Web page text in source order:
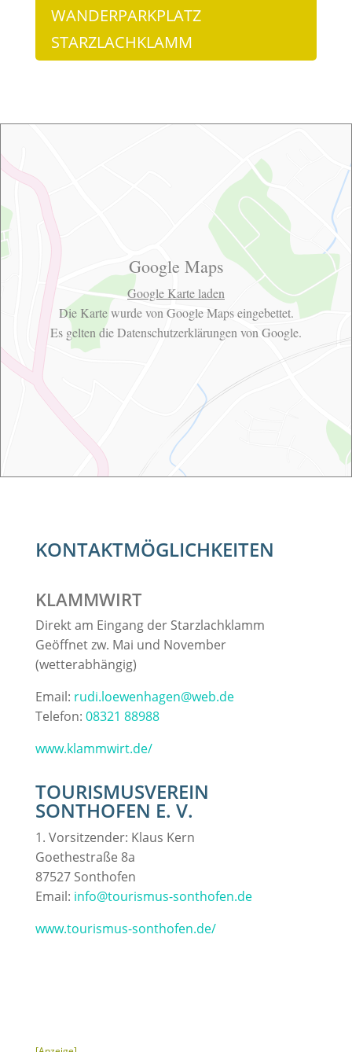
WANDERPARKPLATZ
STARZLACHKLAMM
Google Maps
Google Karte laden
Die Karte wurde von Google Maps eingebettet.
Es gelten dieDatenschutzerklärungen von Google.
KONTAKTMÖGLICHKEITEN
KLAMMWIRT
Direkt am Eingang der Starzlachklamm
Geöffnet zw. Mai und November
(wetterabhängig)
Email: rudi.loewenhagen@web.de
Telefon: 08321 88988
www.klammwirt.de/
TOURISMUSVEREIN
SONTHOFEN E. V.
1. Vorsitzender: Klaus Kern
Goethestraße 8a
87527 Sonthofen
Email: info@tourismus-sonthofen.de
www.tourismus-sonthofen.de/